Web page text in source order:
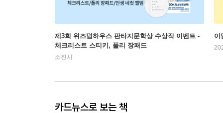
제3회 위즈덤하우스 판타지문학상 수상작 이벤트 -
체크리스트 스티키, 폴리 장패드
소진시
이
카드뉴스로 보는 책